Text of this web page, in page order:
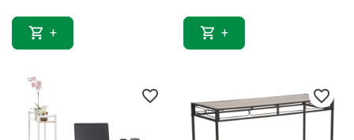
 +  +
favorite_border favorite_border